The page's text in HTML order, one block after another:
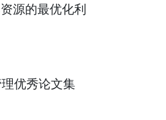
源的最优化利
优秀论文集